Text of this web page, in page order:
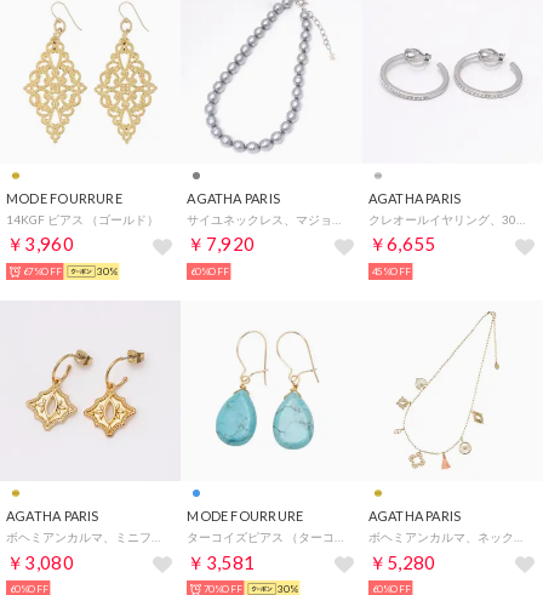
MODE FOURRURE
14KGF ピアス （ゴールド）
￥3,960
67%OFF 30%
AGATHA PARIS
￥7,920
60%OFF
AGATHA PARIS
￥6,655
45%OFF
AGATHA PARIS
￥3,080
60%OFF
MODE FOURRURE
￥3,581
70%OFF 30%
AGATHA PARIS
￥5,280
60%OFF